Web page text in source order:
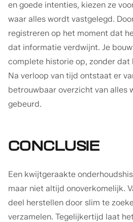
en goede intenties, kiezen ze
waar alles wordt vastgelegd.
registreren op het moment dat
dat informatie verdwijnt. Je
complete historie op, zonder dat
Na verloop van tijd ontstaat er
betrouwbaar overzicht van alles
gebeurd.
CONCLUSIE
Een kwijtgeraakte
maar niet altijd onoverkomelijk.
deel herstellen door slim te
verzamelen. Tegelijkertijd laat